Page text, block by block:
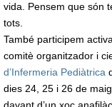
vida. Pensem que són
tots.
També participem
comitè organitzador i
d’Infermeria Pediàtrica
dies 24, 25 i 26 de